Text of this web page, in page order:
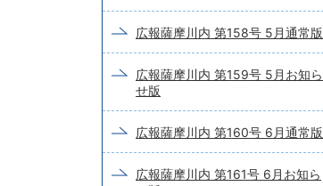
広報薩摩川内 第158号 5月通常版
広報薩摩川内 第159号 5月お知ら
せ版
広報薩摩川内 第160号 6月通常版
広報薩摩川内 第161号 6月お知ら